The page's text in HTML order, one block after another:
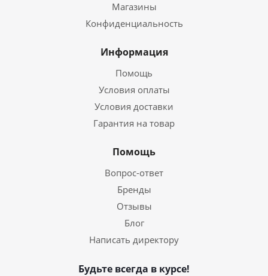
Магазины
Конфиденциальность
Информация
Помощь
Условия оплаты
Условия доставки
Гарантия на товар
Помощь
Вопрос-ответ
Бренды
Отзывы
Блог
Написать директору
Будьте всегда в курсе!